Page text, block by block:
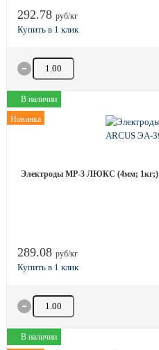
292.78 руб/кг
Количество товара
В наличии
Новинка
Электроды МР-3 ЛЮКС (4мм; 1кг;)
289.08 руб/кг
Количество товара
В наличии